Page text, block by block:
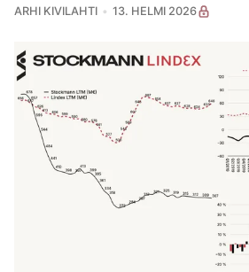
ARHI KIVILAHTI 13. HELMI 2026